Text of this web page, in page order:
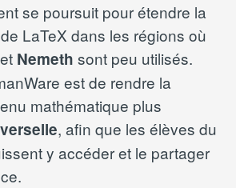
se poursuit pour étendre la
LaTeX dans les régions où
et Nemeth sont peu utilisés.
est de rendre la
mathématique plus
, afin que les élèves du
y accéder et le partager